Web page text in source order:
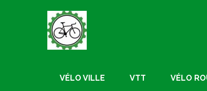
VÉLO VILLE VTT VÉLO